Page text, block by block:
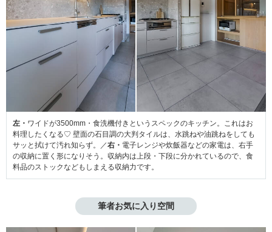
左・ ワイドが3500mm・食洗機付きというスペックのキッチン。これはお
料理したくなる♡ 壁面の石目調の大判タイルは、水跳ねや油跳ねをしても
サッと拭けて汚れ知らず。／右・ 電子レンジや炊飯器などの家電は、右手
の収納に置く形になりそう。収納内は上段・下段に分かれているので、食
料品のストックなどもしまえる収納力です。
筆者お気に入り空間